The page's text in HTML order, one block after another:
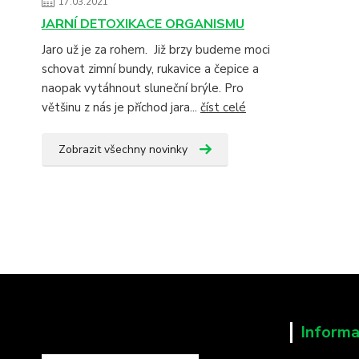
JARNÍ DETOXIKACE ORGANISMU
Jaro už je za rohem. Již brzy budeme moci
schovat zimní bundy, rukavice a čepice a
naopak vytáhnout sluneční brýle. Pro
většinu z nás je příchod jara... číst celé
Zobrazit všechny novinky